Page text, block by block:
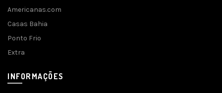
Americanas.com
Casas Bahia
Ponto Frio
Extra
INFORMAÇÕES